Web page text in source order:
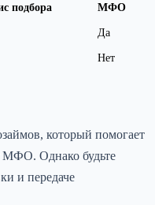
подбора МФО
Да
Нет
который помогает
МФО. Однако будьте
и передаче